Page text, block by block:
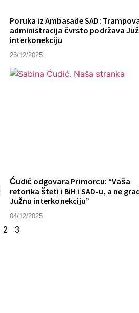
Poruka iz Ambasade SAD:
administracija čvrsto podržava
interkonekciju
23/12/2025
Ćudić odgovara Primorcu: “Vaša
retorika šteti i BiH i SAD-u, a ne
Južnu interkonekciju”
04/12/2025
2 3